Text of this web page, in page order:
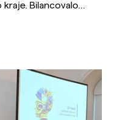
Bilancovalo